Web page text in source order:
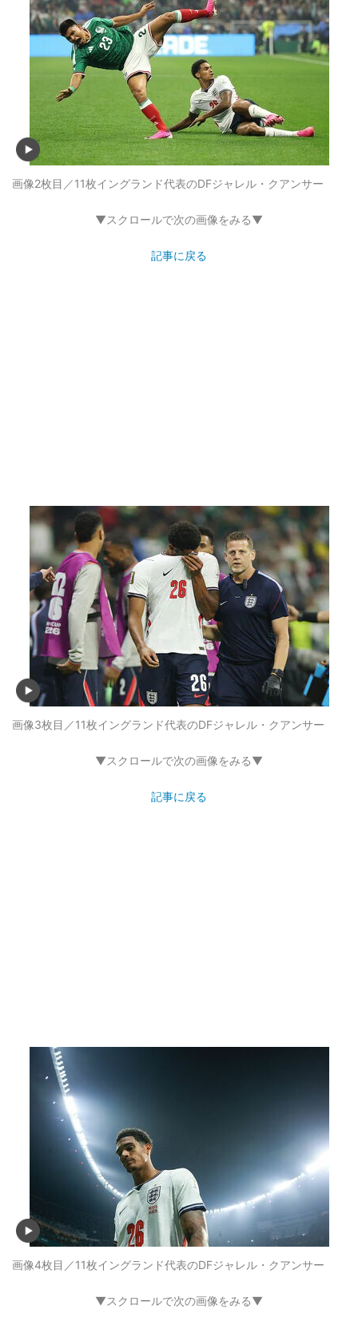
画像2枚目／11枚イングランド代表のDFジャレル・クアンサー
▼スクロールで次の画像をみる▼
記事に戻る
画像3枚目／11枚イングランド代表のDFジャレル・クアンサー
▼スクロールで次の画像をみる▼
記事に戻る
画像4枚目／11枚イングランド代表のDFジャレル・クアンサー
▼スクロールで次の画像をみる▼